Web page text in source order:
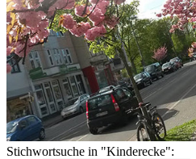
Stichwortsuche in "Kinderecke":